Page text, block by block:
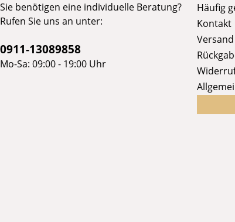
Sie benötigen eine individuelle Beratung?
Rufen Sie uns an unter:
0911-13089858
Mo-Sa: 09:00 - 19:00 Uhr
Häufig
Kontakt